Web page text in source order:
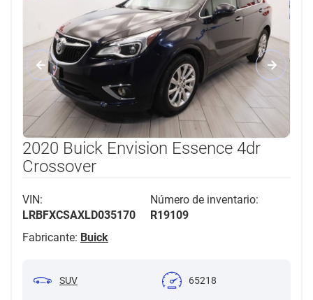
2020 Buick Envision Essence 4dr
Crossover
VIN:
LRBFXCSAXLD035170
Número de inventario:
R19109
Fabricante: Buick
SUV 65218